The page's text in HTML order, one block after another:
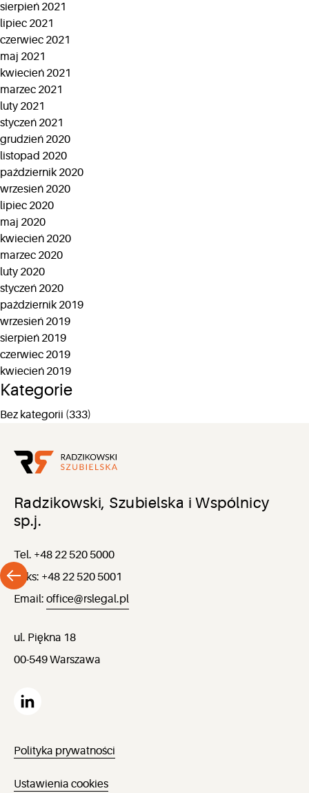
sierpień 2021
lipiec 2021
czerwiec 2021
maj 2021
kwiecień 2021
marzec 2021
luty 2021
styczeń 2021
grudzień 2020
listopad 2020
październik 2020
wrzesień 2020
lipiec 2020
maj 2020
kwiecień 2020
marzec 2020
luty 2020
styczeń 2020
październik 2019
wrzesień 2019
sierpień 2019
czerwiec 2019
kwiecień 2019
Kategorie
Bez kategorii (333)
Radzikowski, Szubielska i Wspólnicy
sp.j.
Tel. +48 22 520 5000
Faks: +48 22 520 5001
Email: office@rslegal.pl
ul. Piękna 18
00-549 Warszawa
Polityka prywatności
Ustawienia cookies